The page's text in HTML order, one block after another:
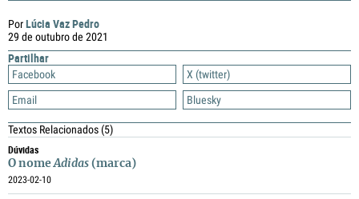
PorLúcia Vaz Pedro
29 de outubro de 2021
Partilhar
Facebook
X (twitter)
Email
Bluesky
Textos Relacionados(5)
Dúvidas
O nomeAdidas (marca)
2023-02-10